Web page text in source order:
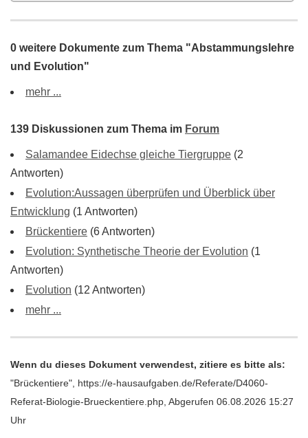
0 weitere Dokumente zum Thema "Abstammungslehre
und Evolution"
mehr ...
139 Diskussionen zum Thema im Forum
Salamandee Eidechse gleiche Tiergruppe (2
Antworten)
Evolution:Aussagen überprüfen und Überblick über
Entwicklung (1 Antworten)
Brückentiere (6 Antworten)
Evolution: Synthetische Theorie der Evolution (1
Antworten)
Evolution (12 Antworten)
mehr ...
Wenn du dieses Dokument verwendest, zitiere es bitte als:
"Brückentiere", https://e-hausaufgaben.de/Referate/D4060-
Referat-Biologie-Brueckentiere.php, Abgerufen 06.08.2026 15:27
Uhr